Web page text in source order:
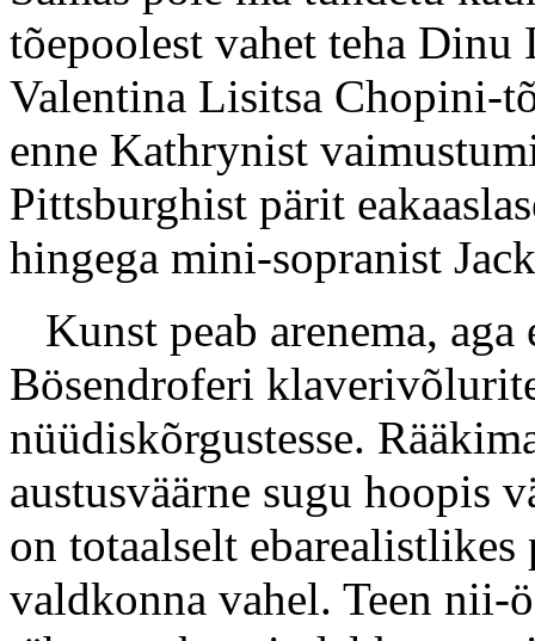
tõepoolest vahet teha
Valentina Lisitsa Chopini-
enne Kathrynist
Pittsburghist pärit
hingega mini-sopranist
Kunst peab arenema,
Bösendroferi
nüüdiskõrgustesse.
austusväärne sugu hoopis
on totaalselt
valdkonna vahel. Teen nii-